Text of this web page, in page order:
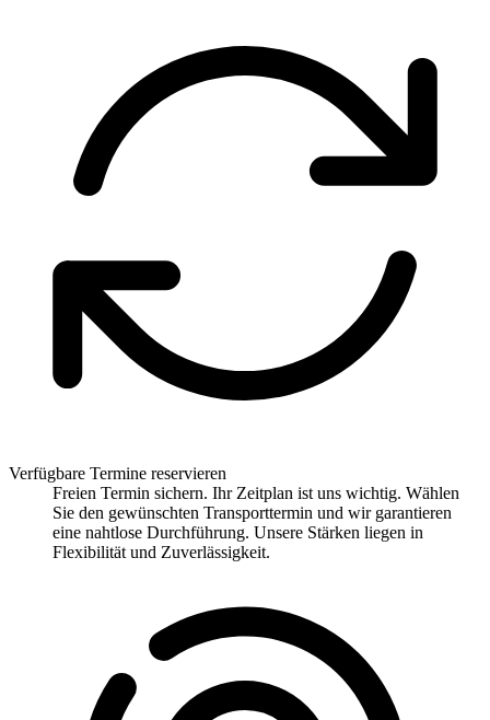
Verfügbare Termine reservieren
Freien Termin sichern. Ihr Zeitplan ist uns wichtig. Wählen
Sie den gewünschten Transporttermin und wir garantieren
eine nahtlose Durchführung. Unsere Stärken liegen in
Flexibilität und Zuverlässigkeit.